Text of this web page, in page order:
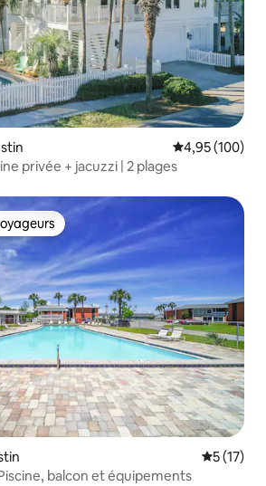
Évaluation
4,95 (100)
privée + jacuzzi | 2 plages
les plus appréciés
5 (17)
balcon et équipements